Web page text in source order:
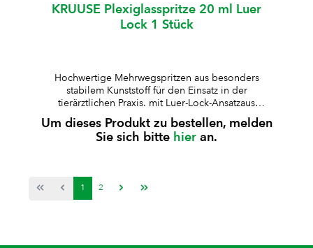
KRUUSE Plexiglasspritze 20 ml Luer
Lock 1 Stück
Hochwertige Mehrwegspritzen aus besonders
stabilem Kunststoff für den Einsatz in der
tierärztlichen Praxis. mit Luer-Lock-Ansatzaus
besonders stabilem Kunststoff gefertigtLuer-Lock-
Ansatz aus Metall für sichere
Verbindungenwahlweise mit graduiertem
Drenchkanüle (Länge 12 cm, Aussen-Ø 5,85 cm /
Innen-Ø 3,85 cm) separat bestellbar Art.-Nr.
Um dieses Produkt zu bestellen, melden
Sie sich bitte hier an.
1 2